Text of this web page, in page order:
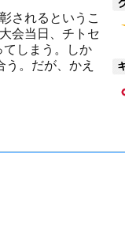
されるというこ
会当日、チトセ
しまう。しか
。だが、かえ